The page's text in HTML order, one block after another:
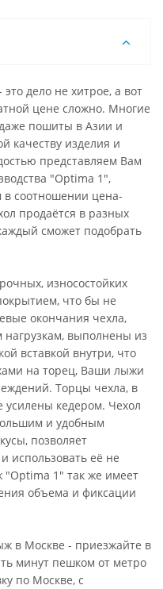
дело не хитрое, а вот
цене сложно. Многие
пошиты в Азии и
качеству изделия и
представляем Вам
"Optima 1",
в соотношении цена-
продаётся в разных
сможет подобрать
износостойких
что бы не
окончания чехла,
выполнены из
вставкой внутри, что
на торец, Ваши лыжи
Торцы чехла, в
усилены кедером. Чехол
и удобным
позволяет
использовать её не
"Optima 1" так же имеет
объема и фиксации
в Москве - приезжайте в
минут пешком от метро
по Москве, с